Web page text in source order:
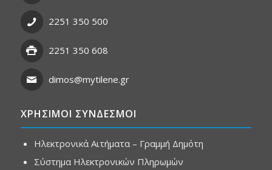
2251 350 500
2251 350 608
dimos@mytilene.gr
ΧΡΗΣΙΜΟΙ ΣΥΝΔΕΣΜΟΙ
Ηλεκτρονικά Αιτήματα – Γραμμή Δημότη
Σύστημα Ηλεκτρονικών Πληρωμών